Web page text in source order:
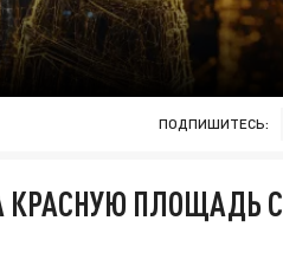
ПОДПИШИТЕСЬ:
ПЛОЩАДЬ С